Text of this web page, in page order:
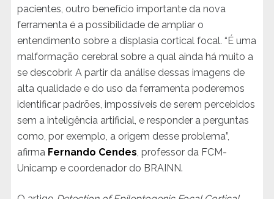
pacientes, outro benefício importante da nova
ferramenta é a possibilidade de ampliar o
entendimento sobre a displasia cortical focal. “É uma
malformação cerebral sobre a qual ainda há muito a
se descobrir. A partir da análise dessas imagens de
alta qualidade e do uso da ferramenta poderemos
identificar padrões, impossíveis de serem percebidos
sem a inteligência artificial, e responder a perguntas
como, por exemplo, a origem desse problema”,
afirma Fernando Cendes , professor da FCM-
Unicamp e coordenador do BRAINN.